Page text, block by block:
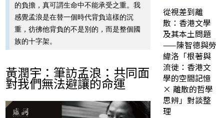
的負擔，真可謂生命中不能承受之重。我
感覺孟浪是在替一個時代背負這樣的沉
重，彷彿他背負的不是別的，而是整個國
族的十字架。
黃潤宇：筆訪孟浪：共同面
對我們無法避讓的命運
從視差到離
散：香港文學
及其本土問題
——陳智德與勞
緯洛「根著與
流徙：香港文
學的空間記憶
× 離散的哲學
思辨」對談整
理